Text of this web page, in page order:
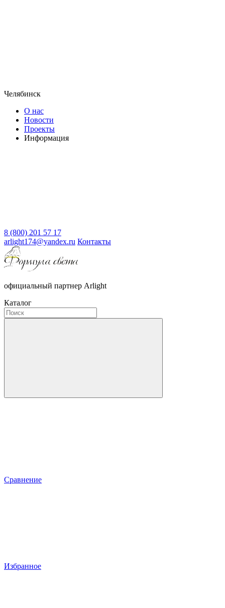
Челябинск
О нас
Новости
Проекты
Информация
8 (800) 201 57 17
arlight174@yandex.ru Контакты
официальный партнер Arlight
Каталог
Сравнение
Избранное